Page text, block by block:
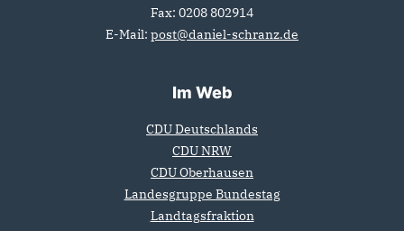
Fax: 0208 802914
E-Mail: post@daniel-schranz.de
Im Web
CDU Deutschlands
CDU NRW
CDU Oberhausen
Landesgruppe Bundestag
Landtagsfraktion